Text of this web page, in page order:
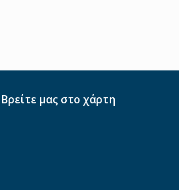
Βρείτε μας στο χάρτη